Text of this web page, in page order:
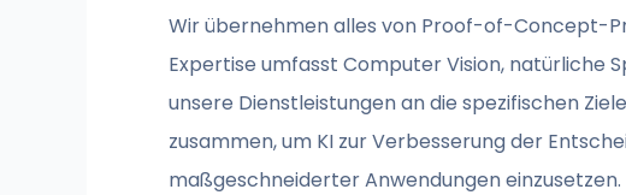
Wir übernehmen alles von Proof-of-Concept-
Expertise umfasst Computer Vision, natürliche
unsere Dienstleistungen an die spezifischen
zusammen, um KI zur Verbesserung der
maßgeschneiderter Anwendungen einzusetzen.